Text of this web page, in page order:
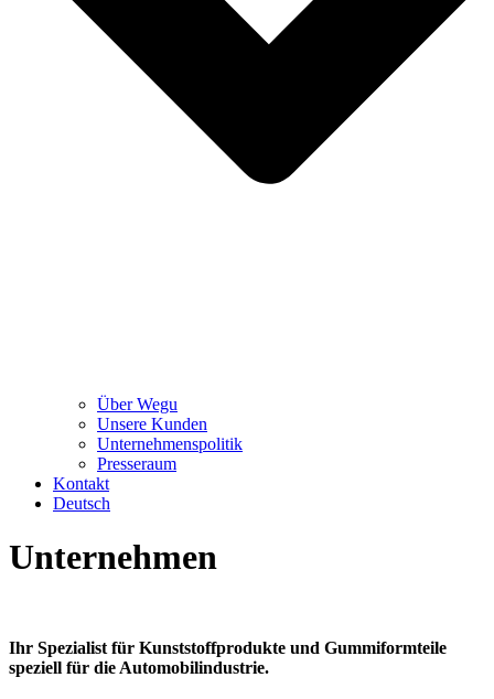
Über Wegu
Unsere Kunden
Unternehmenspolitik
Presseraum
Kontakt
Deutsch
Unternehmen
Ihr Spezialist für Kunststoffprodukte und Gummiformteile
speziell für die Automobilindustrie.